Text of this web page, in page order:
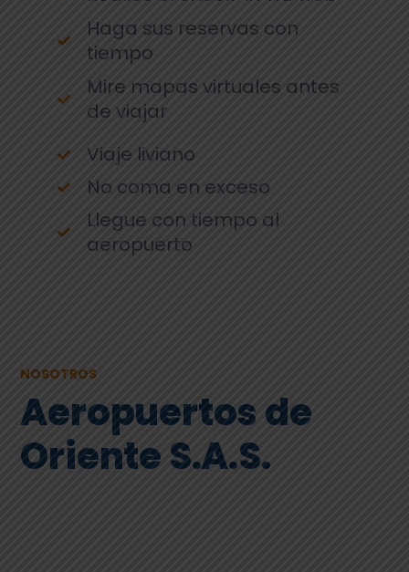
Haga sus reservas con
tiempo
Mire mapas virtuales antes
de viajar
Viaje liviano
No coma en exceso
Llegue con tiempo al
aeropuerto
NOSOTROS
Aeropuertos de
Oriente S.A.S.